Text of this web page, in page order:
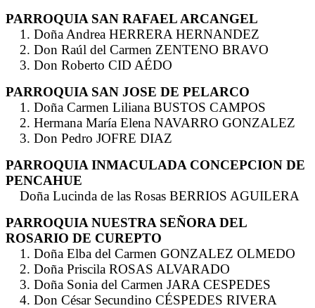
PARROQUIA SAN RAFAEL ARCANGEL
1. Doña Andrea HERRERA HERNANDEZ
2. Don Raúl del Carmen ZENTENO BRAVO
3. Don Roberto CID AÉDO
PARROQUIA SAN JOSE DE PELARCO
1. Doña Carmen Liliana BUSTOS CAMPOS
2. Hermana María Elena NAVARRO GONZALEZ
3. Don Pedro JOFRE DIAZ
PARROQUIA INMACULADA CONCEPCION DE
PENCAHUE
Doña Lucinda de las Rosas BERRIOS AGUILERA
PARROQUIA NUESTRA SEÑORA DEL
ROSARIO DE CUREPTO
1. Doña Elba del Carmen GONZALEZ OLMEDO
2. Doña Priscila ROSAS ALVARADO
3. Doña Sonia del Carmen JARA CESPEDES
4. Don César Secundino CÉSPEDES RIVERA